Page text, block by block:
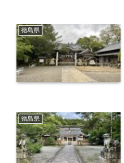
徳島県
徳島県